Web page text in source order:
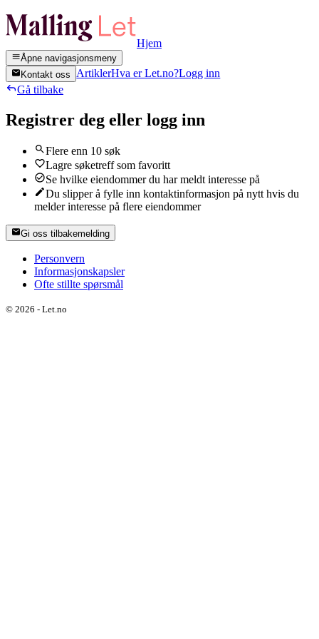
Hjem
Åpne navigasjonsmeny
Kontakt oss
ArtiklerHva er Let.no?Logg inn
Gå tilbake
Registrer deg eller logg inn
Flere enn 10 søk
Lagre søketreff som favoritt
Se hvilke eiendommer du har meldt interesse på
Du slipper å fylle inn kontaktinformasjon på nytt hvis du
melder interesse på flere eiendommer
Gi oss tilbakemelding
Personvern
Informasjonskapsler
Ofte stillte spørsmål
© 2026 - Let.no